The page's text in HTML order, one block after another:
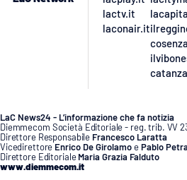
lactv.it
laconair.it
LaC News24 - L’informazione che fa notizia
Diemmecom Società Editoriale - reg. trib. VV
Direttore Responsabile Francesco Laratta
Vicedirettore Enrico De GirolamoePablo
Direttore Editoriale Maria Grazia Falduto
www.diemmecom.it